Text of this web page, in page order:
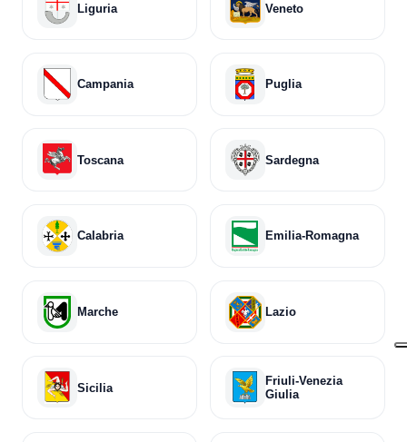
Liguria Veneto
Campania Puglia
Toscana Sardegna
Calabria Emilia-Romagna
Marche Lazio
Sicilia
Friuli-Venezia
Giulia